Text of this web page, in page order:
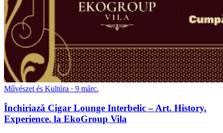
Művészet és Kultúra · 9 márc.
Închiriază Cigar Lounge Interbelic – Art. History.
Experience. la EkoGroup Vila